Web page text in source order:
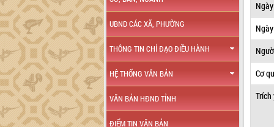
UBND CÁC XÃ, PHƯỜNG
THÔNG TIN CHỈ ĐẠO ĐIỀU HÀNH
HỆ THỐNG VĂN BẢN
VĂN BẢN HĐND TỈNH
ĐIỂM TIN VĂN BẢN
Cơ
Trích